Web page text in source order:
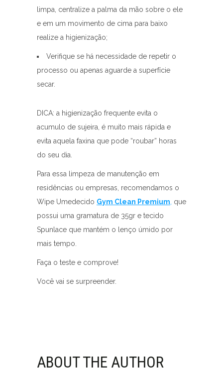
limpa, centralize a palma da mão sobre o ele
e em um movimento de cima para baixo
realize a higienização;
Verifique se há necessidade de repetir o
processo ou apenas aguarde a superfície
secar.
DICA: a higienização frequente evita o
acumulo de sujeira, é muito mais rápida e
evita aquela faxina que pode “roubar” horas
do seu dia.
Para essa limpeza de manutenção em
residências ou empresas, recomendamos o
Wipe Umedecido Gym Clean Premium que
possui uma gramatura de 35gr e tecido
Spunlace que mantém o lenço úmido por
mais tempo.
Faça o teste e comprove!
Você vai se surpreender.
ABOUT THE AUTHOR